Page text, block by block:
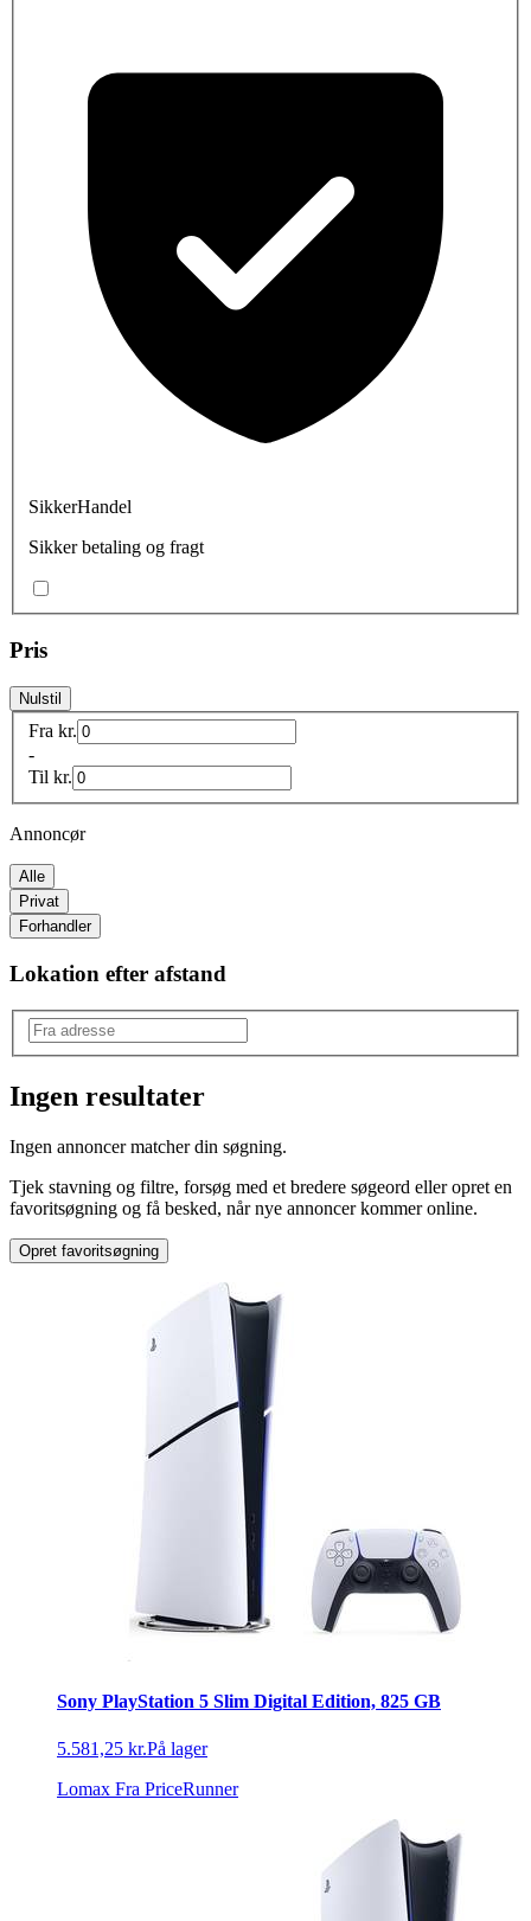
SikkerHandel
Sikker betaling og fragt
Pris
Nulstil
Fra kr.
-
Til kr.
Annoncør
Alle
Privat
Forhandler
Lokation efter afstand
PlayStation
Ingen resultater
Ingen annoncer matcher din søgning.
Tjek stavning og filtre, forsøg med et bredere søgeord eller opret en
favoritsøgning og få besked, når nye annoncer kommer online.
Opret favoritsøgning
Sony PlayStation 5 Slim Digital Edition, 825 GB
5.581,25 kr.På lager
Lomax Fra PriceRunner